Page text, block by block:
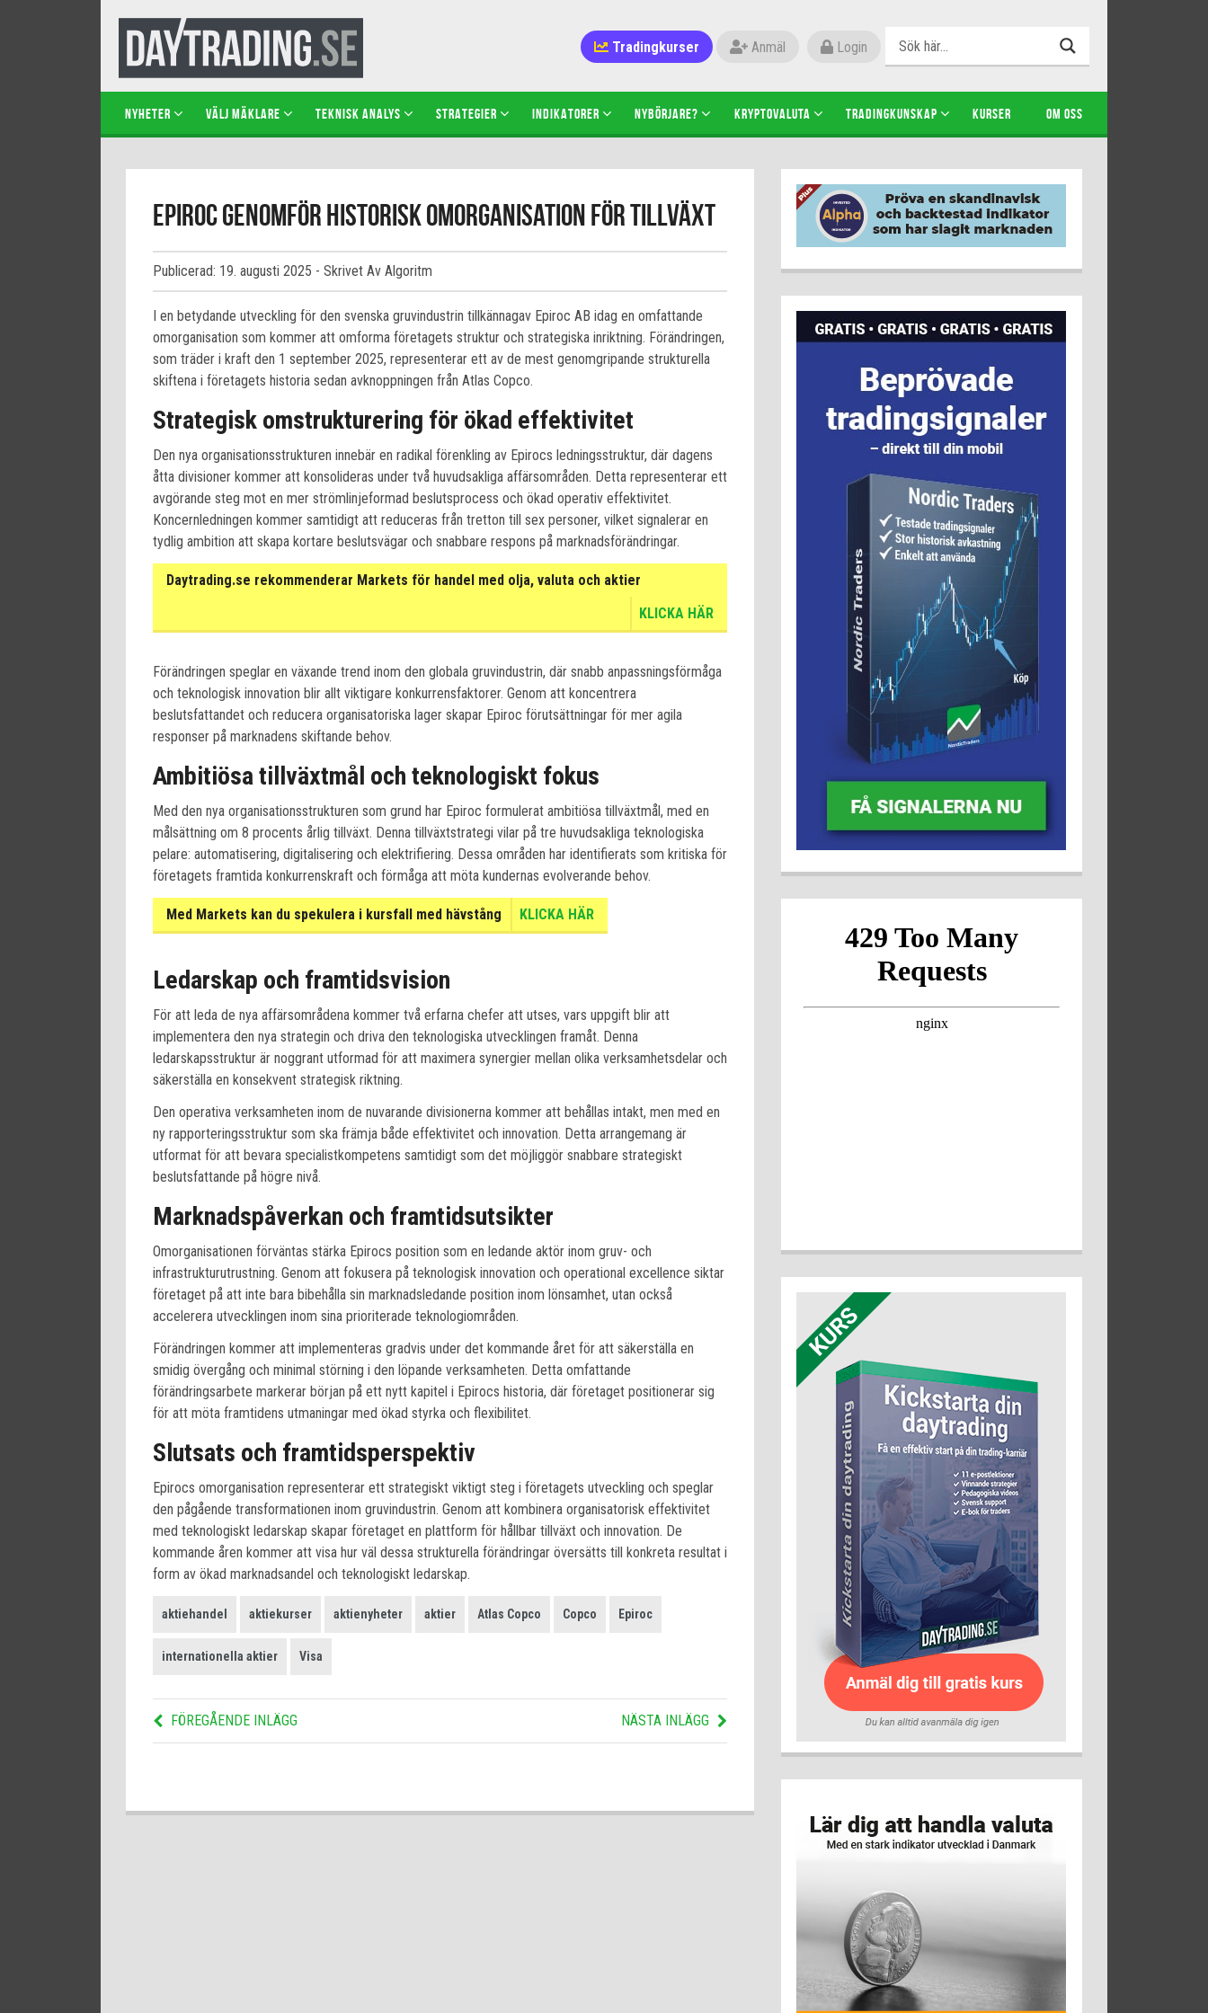
Tradingkurser Anmäl Login
NYHETER VÄLJ MÄKLARE TEKNISK ANALYS STRATEGIER INDIKATORER NYBÖRJARE? KRYPTOVALUTA TRADINGKUNSKAP KURSER OM OSS
Epiroc genomför historisk omorganisation för tillväxt
Publicerad: 19. augusti 2025 - Skrivet Av Algoritm
I en betydande utveckling för den svenska gruvindustrin tillkännagav Epiroc AB idag en omfattande
omorganisation som kommer att omforma företagets struktur och strategiska inriktning. Förändringen,
som träder i kraft den 1 september 2025, representerar ett av de mest genomgripande strukturella
skiftena i företagets historia sedan avknoppningen från Atlas Copco.
Strategisk omstrukturering för ökad effektivitet
Den nya organisationsstrukturen innebär en radikal förenkling av Epirocs ledningsstruktur, där dagens
åtta divisioner kommer att konsolideras under två huvudsakliga affärsområden. Detta representerar ett
avgörande steg mot en mer strömlinjeformad beslutsprocess och ökad operativ effektivitet.
Koncernledningen kommer samtidigt att reduceras från tretton till sex personer, vilket signalerar en
tydlig ambition att skapa kortare beslutsvägar och snabbare respons på marknadsförändringar.
Daytrading.se rekommenderar Markets för handel med olja, valuta och aktier
KLICKA HÄR
Förändringen speglar en växande trend inom den globala gruvindustrin, där snabb anpassningsförmåga
och teknologisk innovation blir allt viktigare konkurrensfaktorer. Genom att koncentrera
beslutsfattandet och reducera organisatoriska lager skapar Epiroc förutsättningar för mer agila
responser på marknadens skiftande behov.
Ambitiösa tillväxtmål och teknologiskt fokus
Med den nya organisationsstrukturen som grund har Epiroc formulerat ambitiösa tillväxtmål, med en
målsättning om 8 procents årlig tillväxt. Denna tillväxtstrategi vilar på tre huvudsakliga teknologiska
pelare: automatisering, digitalisering och elektrifiering. Dessa områden har identifierats som kritiska för
företagets framtida konkurrenskraft och förmåga att möta kundernas evolverande behov.
Med Markets kan du spekulera i kursfall med hävstång KLICKA HÄR
Ledarskap och framtidsvision
För att leda de nya affärsområdena kommer två erfarna chefer att utses, vars uppgift blir att
implementera den nya strategin och driva den teknologiska utvecklingen framåt. Denna
ledarskapsstruktur är noggrant utformad för att maximera synergier mellan olika verksamhetsdelar och
säkerställa en konsekvent strategisk riktning.
Den operativa verksamheten inom de nuvarande divisionerna kommer att behållas intakt, men med en
ny rapporteringsstruktur som ska främja både effektivitet och innovation. Detta arrangemang är
utformat för att bevara specialistkompetens samtidigt som det möjliggör snabbare strategiskt
beslutsfattande på högre nivå.
Marknadspåverkan och framtidsutsikter
Omorganisationen förväntas stärka Epirocs position som en ledande aktör inom gruv- och
infrastrukturutrustning. Genom att fokusera på teknologisk innovation och operational excellence siktar
företaget på att inte bara bibehålla sin marknadsledande position inom lönsamhet, utan också
accelerera utvecklingen inom sina prioriterade teknologiområden.
Förändringen kommer att implementeras gradvis under det kommande året för att säkerställa en
smidig övergång och minimal störning i den löpande verksamheten. Detta omfattande
förändringsarbete markerar början på ett nytt kapitel i Epirocs historia, där företaget positionerar sig
för att möta framtidens utmaningar med ökad styrka och flexibilitet.
Slutsats och framtidsperspektiv
Epirocs omorganisation representerar ett strategiskt viktigt steg i företagets utveckling och speglar
den pågående transformationen inom gruvindustrin. Genom att kombinera organisatorisk effektivitet
med teknologiskt ledarskap skapar företaget en plattform för hållbar tillväxt och innovation. De
kommande åren kommer att visa hur väl dessa strukturella förändringar översätts till konkreta resultat i
form av ökad marknadsandel och teknologiskt ledarskap.
aktiehandel aktiekurser aktienyheter aktier Atlas Copco Copco Epiroc
internationella aktier Visa
FÖREGÅENDE INLÄGG NÄSTA INLÄGG